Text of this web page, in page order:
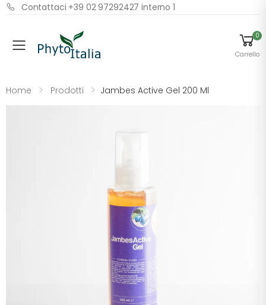
Contattaci +39 02 97292427 interno 1
Menu
0
Carrello
Home Prodotti Jambes Active Gel 200 Ml